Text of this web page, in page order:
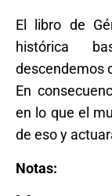
El libro de
histórica
descendemos
En
en lo que el
de eso y
Notas: